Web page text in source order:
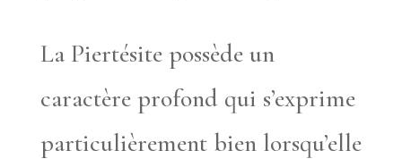
La Piertésite possède un
caractère profond qui s’exprime
particulièrement bien lorsqu’elle